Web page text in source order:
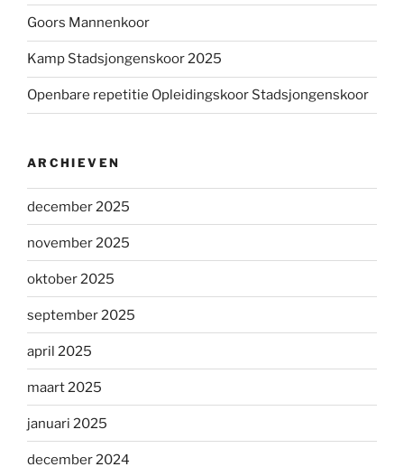
Goors Mannenkoor
Kamp Stadsjongenskoor 2025
Openbare repetitie Opleidingskoor Stadsjongenskoor
ARCHIEVEN
december 2025
november 2025
oktober 2025
september 2025
april 2025
maart 2025
januari 2025
december 2024